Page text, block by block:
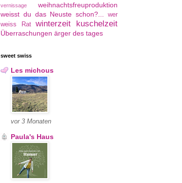
vernissage
weihnachtsfreuproduktion
weisst du das Neuste schon?...
wer
weiss Rat
winterzeit kuschelzeit
Überraschungen ärger des tages
sweet swiss
Les michous
vor 3 Monaten
Paula's Haus